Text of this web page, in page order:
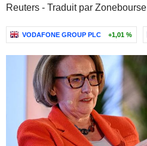
Reuters - Traduit par Zonebourse
VODAFONE GROUP PLC +1,01 %